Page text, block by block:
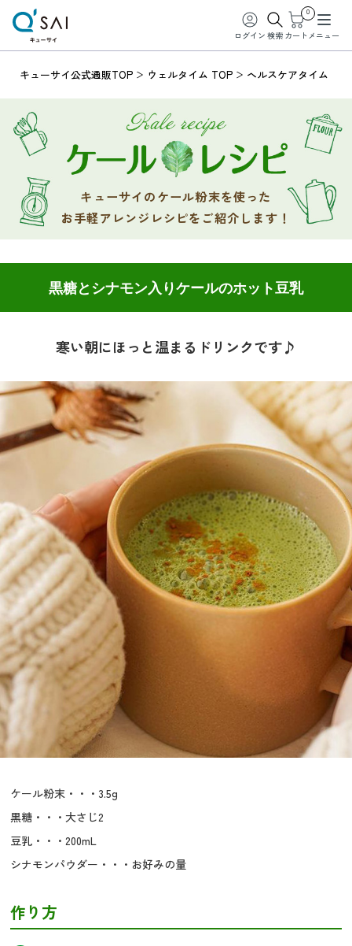
ログイン 検索
0
カート メニュー
キューサイ公式通販TOP ウェルタイム TOP ヘルスケアタイム
キューサイのケール粉末を使った
お手軽アレンジレシピをご紹介します！
黒糖とシナモン入りケールのホット豆乳
寒い朝にほっと温まるドリンクです♪
ケール粉末・・・3.5g
黒糖・・・大さじ2
豆乳・・・200mL
シナモンパウダー・・・お好みの量
作り方